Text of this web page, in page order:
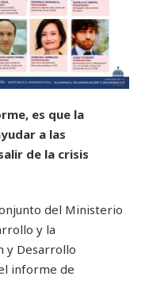
es que la
a las
de la crisis
del Ministerio
y la
y Desarrollo
informe de